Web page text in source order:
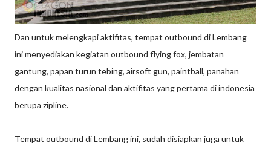
Dan untuk melengkapi aktifitas, tempat outbound di Lembang
ini menyediakan kegiatan outbound flying fox, jembatan
gantung, papan turun tebing, airsoft gun, paintball, panahan
dengan kualitas nasional dan aktifitas yang pertama di indonesia
berupa zipline.
Tempat outbound di Lembang ini, sudah disiapkan juga untuk